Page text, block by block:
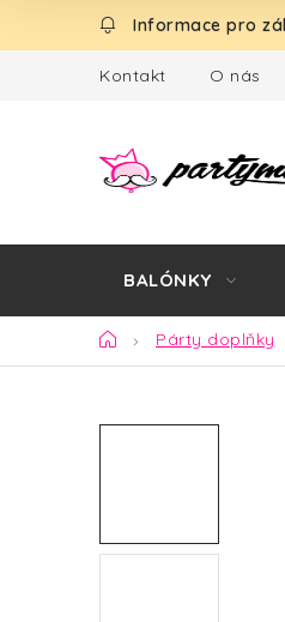
Kontakt O nás
BALÓNKY
DomůPárty doplňky